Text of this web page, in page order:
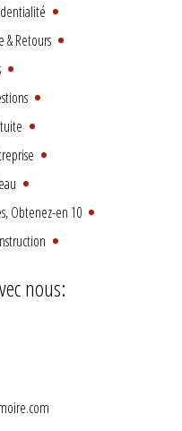
& Retours
Obtenez-en 10
nous: